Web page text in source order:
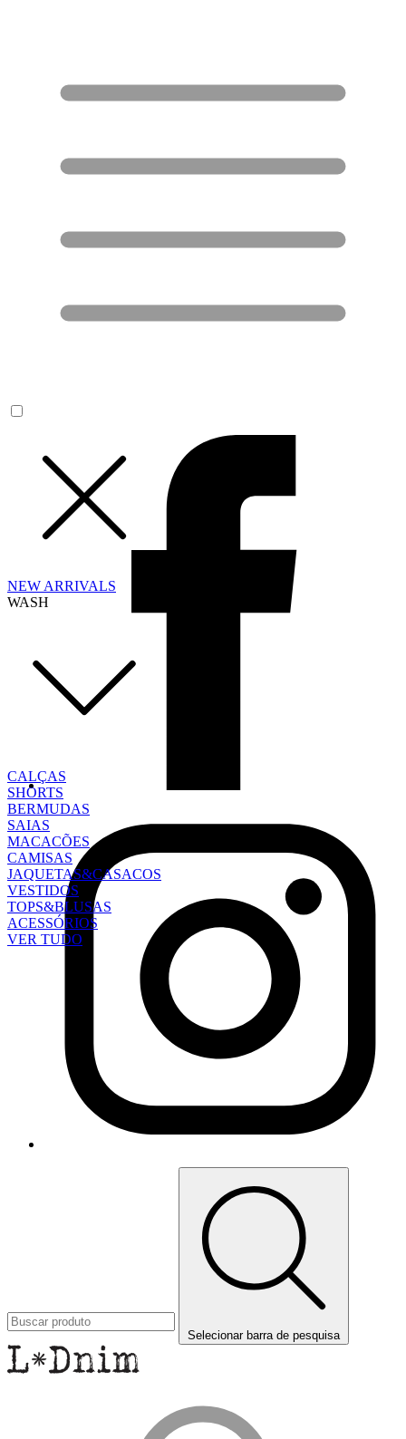
NEW ARRIVALS
WASH
CALÇAS
SHORTS
BERMUDAS
SAIAS
MACACÕES
CAMISAS
JAQUETAS&CASACOS
VESTIDOS
TOPS&BLUSAS
ACESSÓRIOS
VER TUDO
Selecionar barra de pesquisa